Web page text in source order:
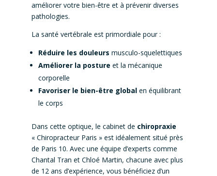
améliorer votre bien-être et à prévenir diverses
pathologies.
La santé vertébrale est primordiale pour :
Réduire les douleurs musculo-squelettiques
Améliorer la posture et la mécanique
corporelle
Favoriser le bien-être globalen équilibrant
le corps
Dans cette optique, le cabinet de chiropraxie
« Chiropracteur Paris » est idéalement situé près
de Paris 10. Avec une équipe d’experts comme
Chantal Tran et Chloé Martin, chacune avec plus
de 12 ans d’expérience, vous bénéficiez d’un